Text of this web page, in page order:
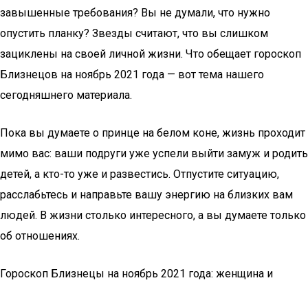
завышенные требования? Вы не думали, что нужно
опустить планку? Звезды считают, что вы слишком
зациклены на своей личной жизни. Что обещает гороскоп
Близнецов на ноябрь 2021 года — вот тема нашего
сегодняшнего материала.
Пока вы думаете о принце на белом коне, жизнь проходит
мимо вас: ваши подруги уже успели выйти замуж и родить
детей, а кто-то уже и развестись. Отпустите ситуацию,
расслабьтесь и направьте вашу энергию на близких вам
людей. В жизни столько интересного, а вы думаете только
об отношениях.
Гороскоп Близнецы на ноябрь 2021 года: женщина и